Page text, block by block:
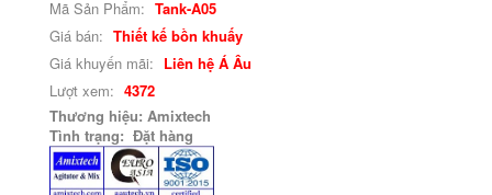
Mã Sản Phẩm: Tank-A05
Giá bán: Thiết kế bồn khuấy
Giá khuyến mãi: Liên hệ Á Âu
Lượt xem: 4372
Thương hiệu: Amixtech
Tình trạng: Đặt hàng